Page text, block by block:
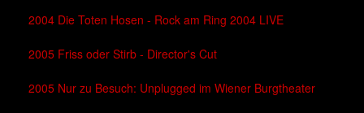
2004 Die Toten Hosen - Rock am Ring 2004 LIVE
2005 Friss oder Stirb - Director's Cut
2005 Nur zu Besuch: Unplugged im Wiener Burgtheater